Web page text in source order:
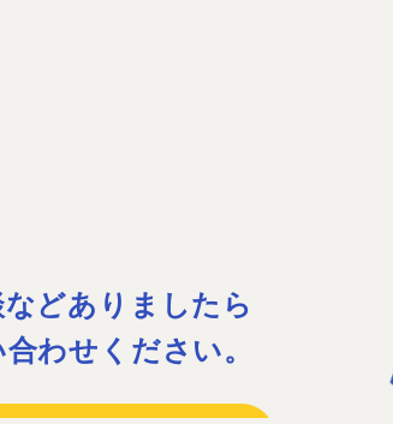
どありましたら
わせください。